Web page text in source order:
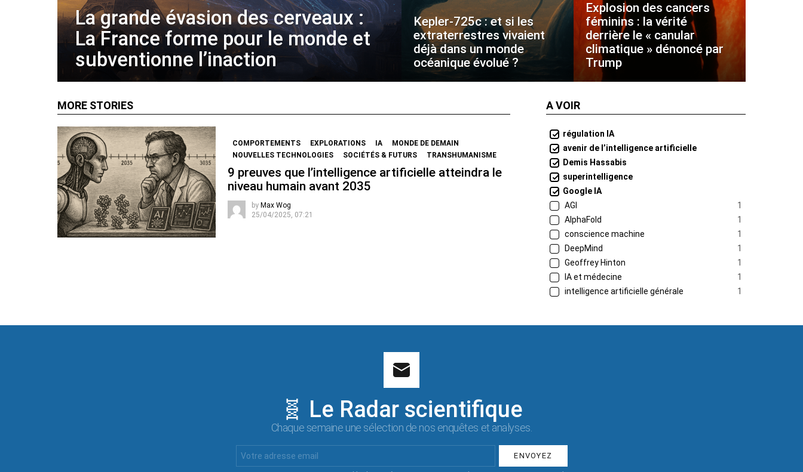
La grande évasion des cerveaux :
La France forme pour le monde et
subventionne l’inaction
Kepler-725c : et si les
extraterrestres vivaient
déjà dans un monde
océanique évolué ?
Explosion des cancers
féminins : la vérité
derrière le « canular
climatique » dénoncé par
Trump
MORE STORIES
COMPORTEMENTS EXPLORATIONS IA
MONDE DE DEMAIN
NOUVELLES TECHNOLOGIES
SOCIÉTÉS & FUTURS TRANSHUMANISME
9 preuves que l’intelligence artificielle atteindra le
niveau humain avant 2035
by Max Wog
25/04/2025, 07:21
A VOIR
régulation IA
avenir de l’intelligence artificielle
Demis Hassabis
superintelligence
Google IA
AGI
1
AlphaFold
1
conscience machine
1
DeepMind
1
Geoffrey Hinton
1
IA et médecine
1
intelligence artificielle générale
1
🧬 Le Radar scientifique
Chaque semaine une sélection de nos enquêtes et analyses.
Email
: